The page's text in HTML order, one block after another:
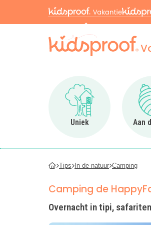
Uniek
Ga naar Uniek
Aan
Tips In de natuur Camping
Camping de
Overnacht in tipi,